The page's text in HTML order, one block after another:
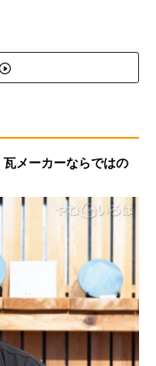
メーカーならではの